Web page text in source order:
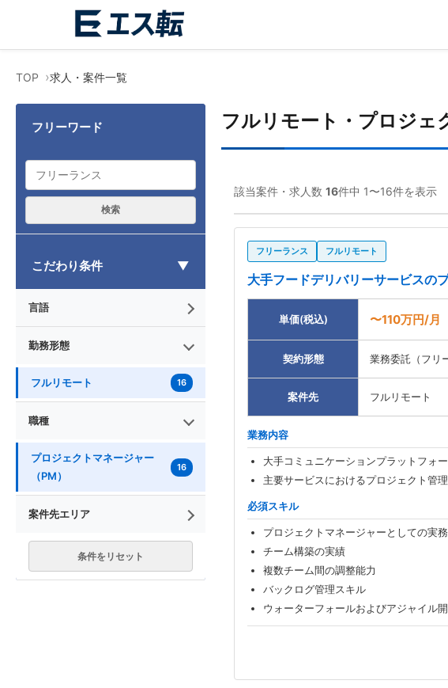
TOP 求人・案件一覧
フリーワード
検索
こだわり条件
言語
勤務形態
フルリモート 16
職種
プロジェクトマネージャー
（PM）
16
案件先エリア
条件をリセット
フルリモート・プロジェ
該当案件・求人数 16件中 1〜16件を表示
フリーランス フルリモート
大手フードデリバリーサービスの
単価(税込) 〜110万円/月
契約形態 業務委託（フリ
案件先 フルリモート
業務内容
大手コミュニケーションプラットフォ
主要サービスにおけるプロジェクト管
必須スキル
プロジェクトマネージャーとしての実
チーム構築の実績
複数チーム間の調整能力
バックログ管理スキル
ウォーターフォールおよびアジャイル